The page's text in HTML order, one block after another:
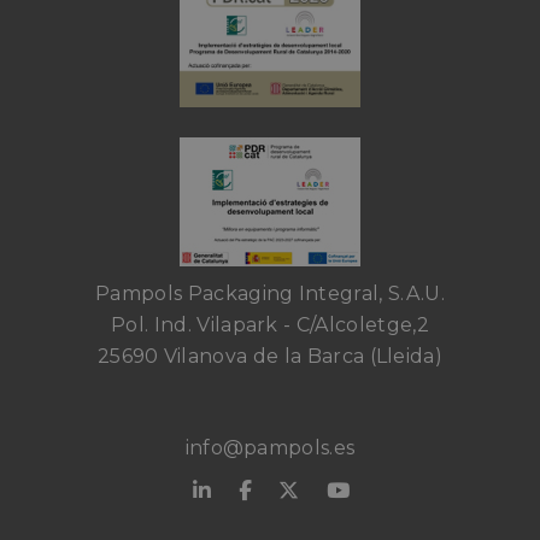
Pampols Packaging Integral, S.A.U.
Pol. Ind. Vilapark - C/Alcoletge,2
25690 Vilanova de la Barca (Lleida)
info@pampols.es